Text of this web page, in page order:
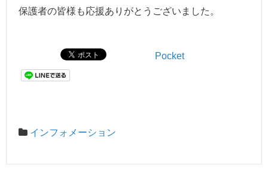
保護者の皆様も応援ありがとうございました。
Pocket
インフォメーション